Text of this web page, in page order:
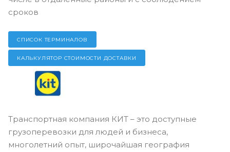
сроков
СПИСОК ТЕРМИНАЛОВ
КАЛЬКУЛЯТОР СТОИМОСТИ ДОСТАВКИ
Транспортная компания КИТ – это доступные
грузоперевозки для людей и бизнеса,
многолетний опыт, широчайшая география